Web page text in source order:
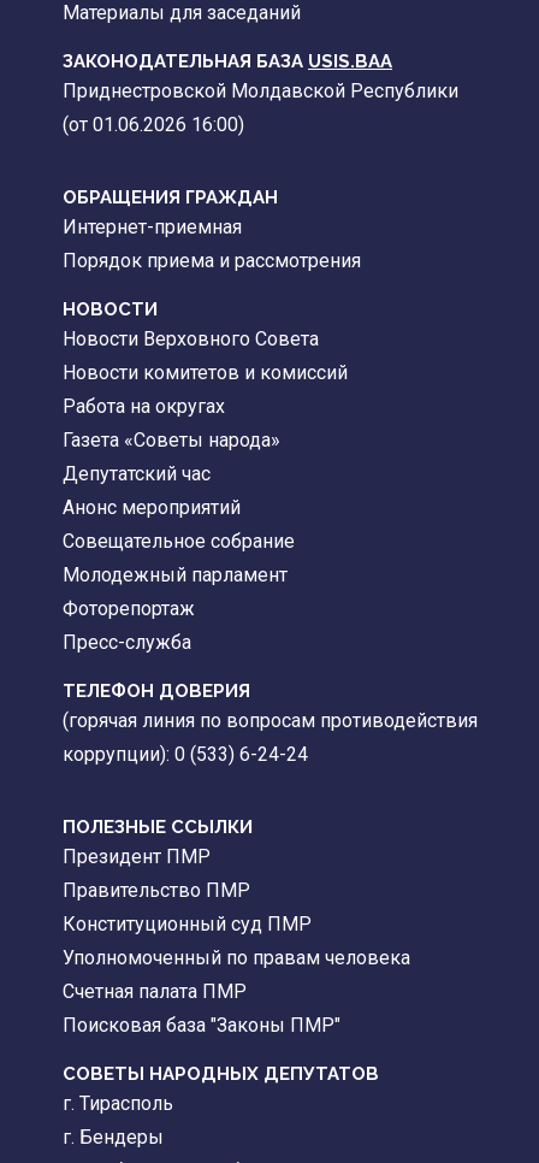
Материалы для заседаний
ЗАКОНОДАТЕЛЬНАЯ БАЗА USIS.BAA
Приднестровской Молдавской Республики
(от 01.06.2026 16:00)
ОБРАЩЕНИЯ ГРАЖДАН
Интернет-приемная
Порядок приема и рассмотрения
НОВОСТИ
Новости Верховного Совета
Новости комитетов и комиссий
Работа на округах
Газета «Советы народа»
Депутатский час
Анонс мероприятий
Совещательное собрание
Молодежный парламент
Фоторепортаж
Пресс-служба
ТЕЛЕФОН ДОВЕРИЯ
(горячая линия по вопросам противодействия
коррупции): 0 (533) 6-24-24
ПОЛЕЗНЫЕ ССЫЛКИ
Президент ПМР
Правительство ПМР
Конституционный суд ПМР
Уполномоченный по правам человека
Счетная палата ПМР
Поисковая база "Законы ПМР"
СОВЕТЫ НАРОДНЫХ ДЕПУТАТОВ
г. Тирасполь
г. Бендеры